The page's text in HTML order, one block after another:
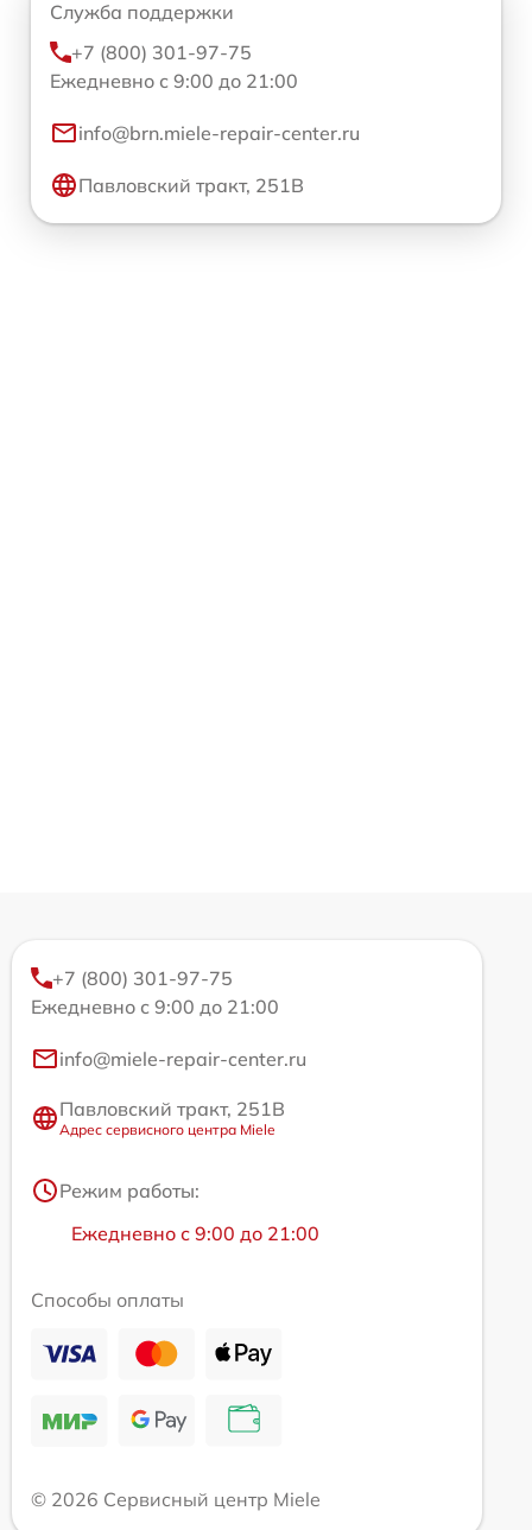
Служба поддержки
+7 (800) 301-97-75
Ежедневно с 9:00 до 21:00
info@brn.miele-repair-center.ru
Павловский тракт, 251В
+7 (800) 301-97-75
Ежедневно с 9:00 до 21:00
info@miele-repair-center.ru
Павловский тракт, 251В
Адрес сервисного центра Miele
Режим работы:
Ежедневно с 9:00 до 21:00
Способы оплаты
© 2026 Сервисный центр Miele